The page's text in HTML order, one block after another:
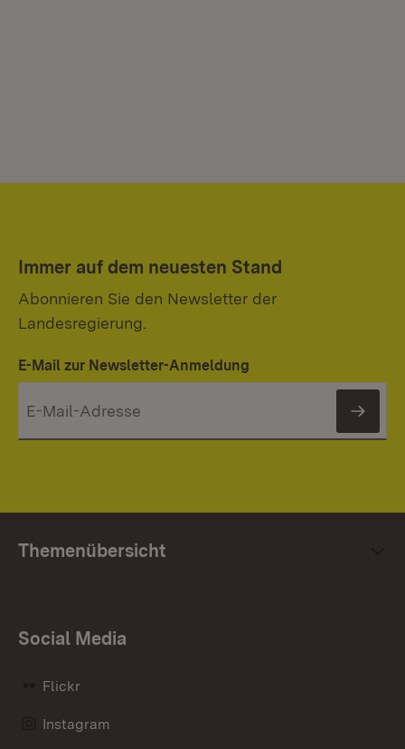
Immer auf dem neuesten Stand
Abonnieren Sie den Newsletter der
Landesregierung.
E-Mail zur Newsletter-Anmeldung
Themenübersicht
Social Media
Flickr
Instagram